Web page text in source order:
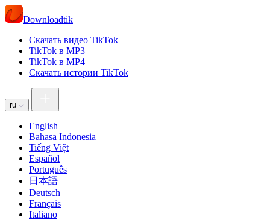
Downloadtik
Скачать видео TikTok
TikTok в MP3
TikTok в MP4
Скачать истории TikTok
ru
English
Bahasa Indonesia
Tiếng Việt
Español
Português
日本語
Deutsch
Français
Italiano